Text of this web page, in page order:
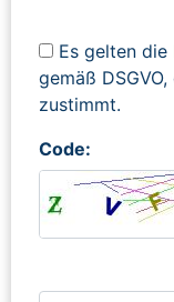
Es gelten die
gemäß
zustimmt.
Code: